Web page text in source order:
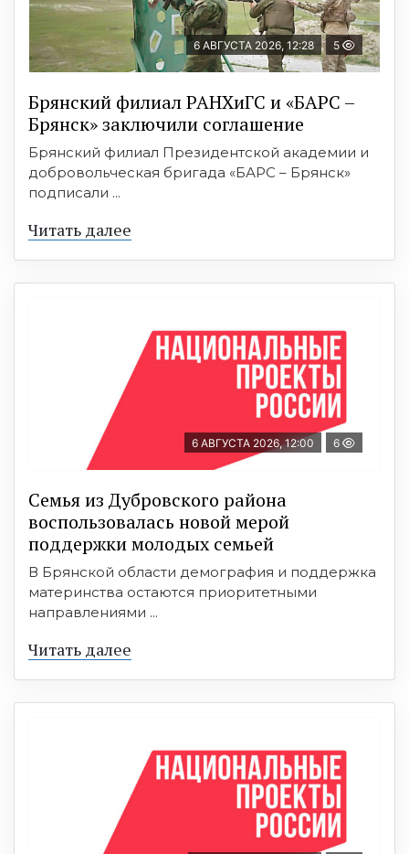
6 АВГУСТА 2026, 12:28 5
Брянский филиал РАНХиГС и «БАРС –
Брянск» заключили соглашение
Брянский филиал Президентской академии и
добровольческая бригада «БАРС – Брянск»
подписали ...
Читать далее
6 АВГУСТА 2026, 12:00 6
Семья из Дубровского района
воспользовалась новой мерой
поддержки молодых семьей
В Брянской области демография и поддержка
материнства остаются приоритетными
направлениями ...
Читать далее